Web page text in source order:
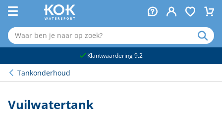
Klantwaardering 9.2
Tankonderhoud
Vuilwatertank